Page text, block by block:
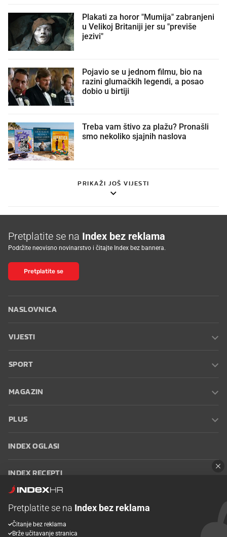
Plakati za horor "Mumija" zabranjeni
u Velikoj Britaniji jer su "previše
jezivi"
Pojavio se u jednom filmu, bio na
razini glumačkih legendi, a posao
dobio u birtiji
Treba vam štivo za plažu? Pronašli
smo nekoliko sjajnih naslova
PRIKAŽI JOŠ VIJESTI
Pretplatite se na Index bez reklama
Podržite neovisno novinarstvo i čitajte Index bez bannera.
Pretplatite se
NASLOVNICA
VIJESTI
SPORT
MAGAZIN
PLUS
INDEX OGLASI
INDEX RECEPTI
Oglašavanje Zaposli se na Indexu
korištenja
Postavke kolačića
Pretplatite se na Index bez reklama
Čitanje bez reklama
Brže učitavanje stranica